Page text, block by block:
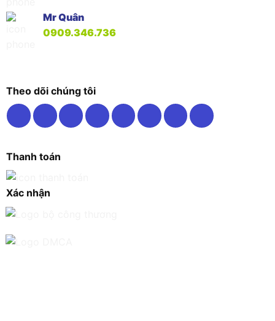
Mr Quân
0909.346.736
Theo dõi chúng tôi
Thanh toán
Xác nhận